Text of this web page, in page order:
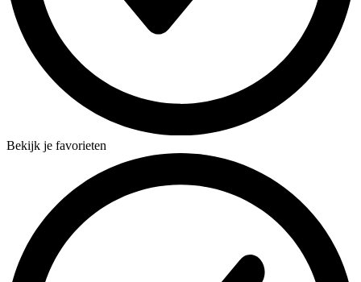
Bekijk je favorieten